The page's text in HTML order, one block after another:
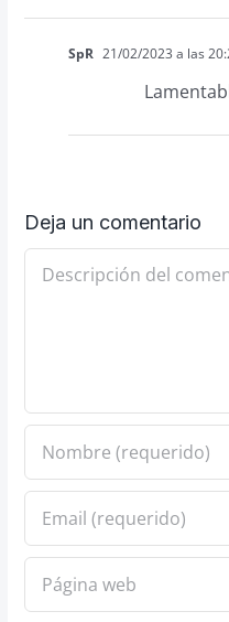
SpR 21/02/2023 a las
Deja un comentario
Comentario